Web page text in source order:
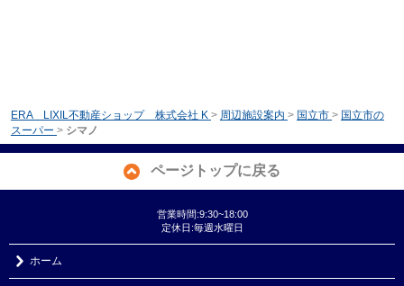
ERA LIXIL不動産ショップ 株式会社 K > 周辺施設案内 > 国立市 > 国立市の
スーパー > シマノ
ページトップに戻る
営業時間:9:30~18:00
定休日:毎週水曜日
ホーム